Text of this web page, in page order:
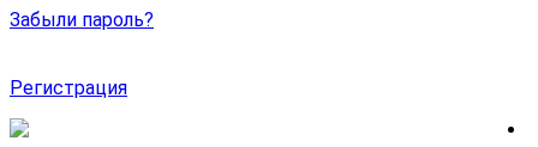
Забыли пароль?
Регистрация